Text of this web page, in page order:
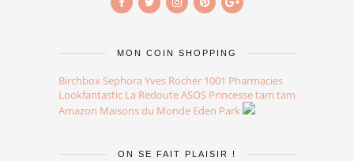
MON COIN SHOPPING
Birchbox Sephora Yves Rocher 1001 Pharmacies
Lookfantastic La RedouteASOS Princesse tam tam
Amazon Maisons du Monde Eden Park
ON SE FAIT PLAISIR !